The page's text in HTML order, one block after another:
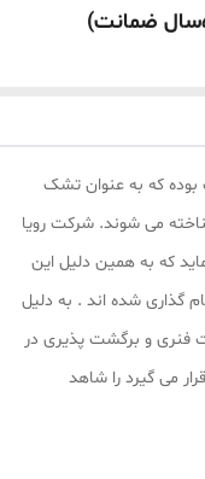
که به عنوان تشک
می شوند. شرکت رویا
که به همین دلیل این
گذاری شده اند . به دلیل
فنری و برگشت پذیری در
می گیرد را شاهد